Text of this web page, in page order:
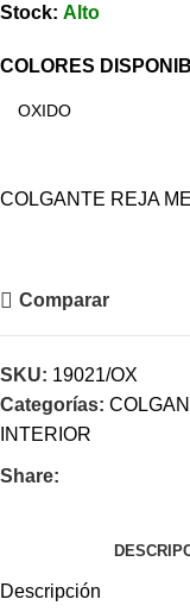
Stock: Alto
COLORES
COLGANTE REJA
Comparar
SKU: 19021/OX
Categorías:
INTERIOR
Share:
Descripción